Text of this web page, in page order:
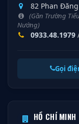
82 Phan
(Gần Trường
Nướng)
0933.48.1979
Gọi
HỒ CHÍ MINH